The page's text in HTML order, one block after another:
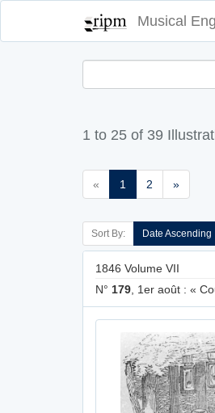
Musical
1 to 25 of 39
« 1 2 »
Sort By: Date Ascending
1846 Volume VII
N° 179 , 1er août : «